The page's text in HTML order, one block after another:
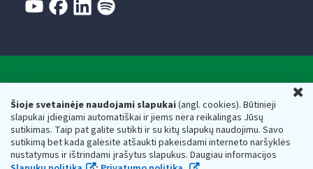
Šioje svetainėje naudojami slapukai(angl. cookies). Būtinieji
slapukai įdiegiami automatiškai ir jiems nėra reikalingas Jūsų
sutikimas. Taip pat galite sutikti ir su kitų slapukų naudojimu. Savo
sutikimą bet kada galėsite atšaukti pakeisdami interneto naršyklės
nustatymus ir ištrindami įrašytus slapukus. Daugiau informacijos
Valstybinė mokesčių inspekcija prie Lietuvos
Respublikos finansų ministerijos
Biudžetinė įstaiga. Juridinio asmens kodas — 188659752,
adresas: Vasario 16-osios g. 14, 01107 Vilnius, Lietuva, el.paštas:
vmi@vmi.lt, E. pristatymo dėžutės adresas 188659752
Duomenys apie Valstybinę mokesčių inspekciją prie Lietuvos